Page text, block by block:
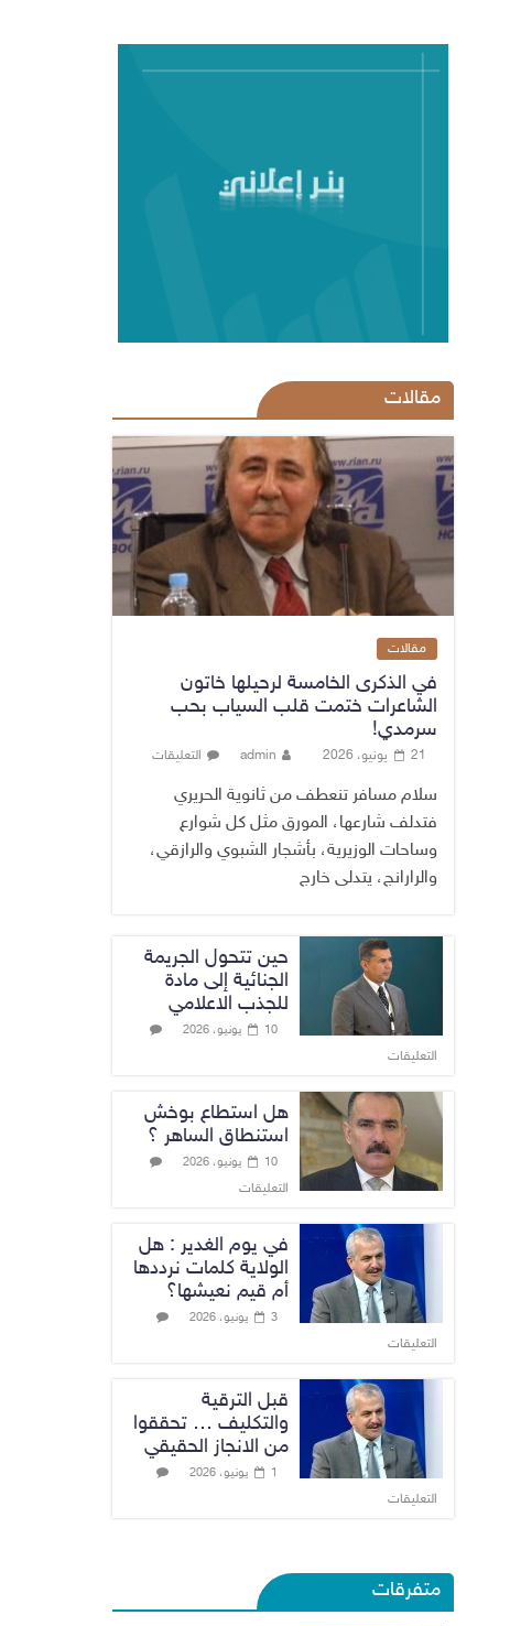
مقالات
مقالات
في الذكرى الخامسة لرحيلها خاتون
الشاعرات ختمت قلب السياب بحب
سرمدي!
21 يونيو، 2026 admin التعليقات
سلام مسافر تنعطف من ثانوية الحريري
فتدلف شارعها، المورق مثل كل شوارع
وساحات الوزيرية، بأشجار الشبوي والرازقي،
والرارانج، يتدلى خارج
حين تتحول الجريمة
الجنائية إلى مادة
للجذب الاعلامي
10 يونيو، 2026
التعليقات
هل استطاع بوخش
استنطاق الساهر ؟
10 يونيو، 2026
التعليقات
في يوم الغدير : هل
الولاية كلمات نرددها
أم قيم نعيشها؟
3 يونيو، 2026
التعليقات
قبل الترقية
والتكليف … تحققوا
من الانجاز الحقيقي
1 يونيو، 2026
التعليقات
متفرقات